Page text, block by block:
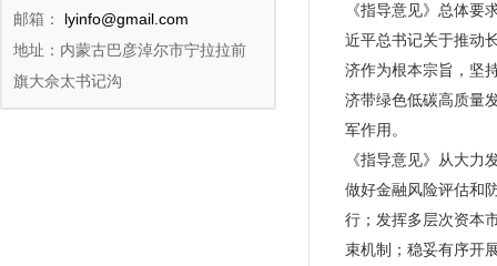
邮箱：
lyinfo@gmail.com
地址：内蒙古巴彦淖尔市宁拉拉前
旗大佘太书记沟
《指导意见》总体
近平总书记关于推动
济作为根本宗旨，坚
济带绿色低碳高质量
军作用。
《指导意见》从大
做好金融风险评估和
行；发挥多层次资本
束机制；稳妥有序开